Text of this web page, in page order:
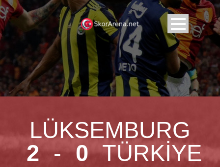
LÜKSEMBURG
2 - 0 TÜRKIYE